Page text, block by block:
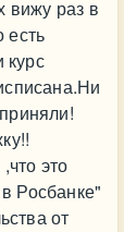
вижу раз в
есть
это
Росбанке"
от